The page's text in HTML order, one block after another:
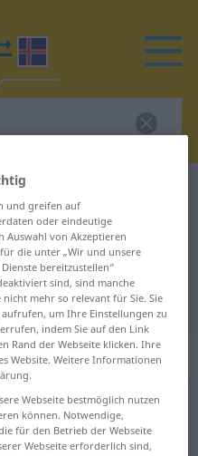
Übersetzung
Übersetzung
und greifen auf
oder eindeutige
Auswahl von Akzeptieren
die unter „Wir und unsere
bereitzustellen“
sind, sind manche
mehr so relevant für Sie. Sie
um Ihre Einstellungen zu
indem Sie auf den Link
Rand der Webseite klicken. Ihre
Website. Weitere Informationen
Webseite bestmöglich nutzen
können. Notwendige,
für den Betrieb der Webseite
Webseite erforderlich sind,